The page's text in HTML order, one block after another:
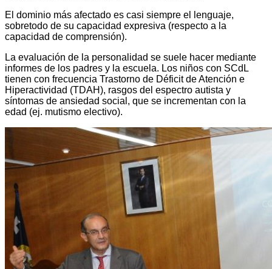
El dominio más afectado es casi siempre el lenguaje,
sobretodo de su capacidad expresiva (respecto a la
capacidad de comprensión).
La evaluación de la personalidad se suele hacer mediante
informes de los padres y la escuela. Los niños con SCdL
tienen con frecuencia Trastorno de Déficit de Atención e
Hiperactividad (TDAH), rasgos del espectro autista y
síntomas de ansiedad social, que se incrementan con la
edad (ej. mutismo electivo).